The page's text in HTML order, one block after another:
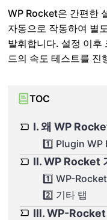
WP Rocket은 간편한
자동으로 작동하여 별
발휘합니다. 설정 이후
드의 속도 테스트를 진
TOC
Ⅰ. 왜 WP
1️⃣ Plugin WP
Ⅱ. WP Rocket
1️⃣ WP-
2️⃣ 기타 탭
Ⅲ. WP-